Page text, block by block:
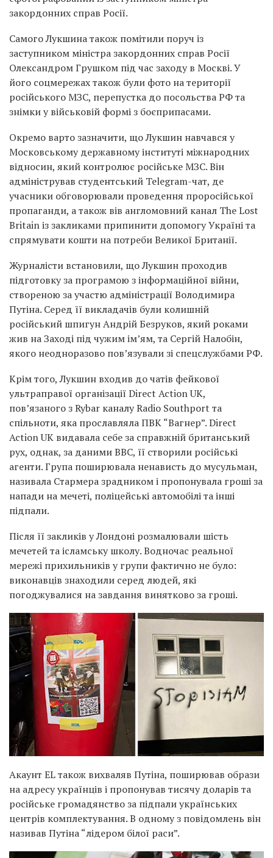
закордонних справ Росії.
Самого Лукшина також помітили поруч із
заступником міністра закордонних справ Росії
Олександром Грушком під час заходу в Москві. У
його соцмережах також були фото на території
російського МЗС, перепустка до посольства РФ та
знімки у військовій формі з боєприпасами.
Окремо варто зазначити, що Лукшин навчався у
Московському державному інституті міжнародних
відносин, який контролює російське МЗС. Він
адміністрував студентський Telegram-чат, де
учасники обговорювали проведення проросійської
пропаганди, а також вів англомовний канал The Lost
Britain із закликами припинити допомогу Україні та
спрямувати кошти на потреби Великої Британії.
Журналісти встановили, що Лукшин проходив
підготовку за програмою з інформаційної війни,
створеною за участю адміністрації Володимира
Путіна. Серед її викладачів були колишній
російський шпигун Андрій Безруков, який роками
жив на Заході під чужим ім’ям, та Сергій Налобін,
якого неодноразово пов’язували зі спецслужбами РФ.
Крім того, Лукшин входив до чатів фейкової
ультраправої організації Direct Action UK,
пов’язаного з Rybar каналу Radio Southport та
спільноти, яка прославляла ПВК “Вагнер”. Direct
Action UK видавала себе за справжній британський
рух, однак, за даними BBC, її створили російські
агенти. Група поширювала ненависть до мусульман,
називала Стармера зрадником і пропонувала гроші за
напади на мечеті, поліцейські автомобілі та інші
підпали.
Після її закликів у Лондоні розмалювали шість
мечетей та ісламську школу. Водночас реальної
мережі прихильників у групи фактично не було:
виконавців знаходили серед людей, які
погоджувалися на завдання винятково за гроші.
Акаунт EL також вихваляв Путіна, поширював образи
на адресу українців і пропонував тисячу доларів та
російське громадянство за підпали українських
центрів комплектування. В одному з повідомлень він
називав Путіна “лідером білої раси”.